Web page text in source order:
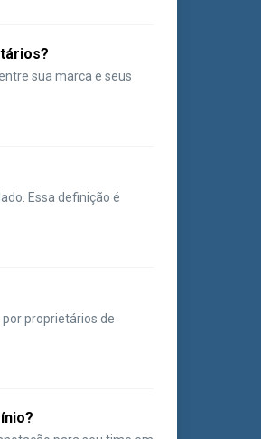
sua marca e seus
Essa definição é
proprietários de